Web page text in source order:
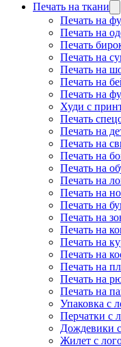
Печать на ткани
Печать на
Печать на
Печать
Печать на
Печать на
Печать на
Печать на
Худи с
Печать
Печать на
Печать на
Печать на
Печать на
Печать на
Печать на
Печать на
Печать на
Печать на
Печать на
Печать на
Печать на
Печать на
Печать на
Упаковка с
Перчатки с
Дождевики
Жилет с